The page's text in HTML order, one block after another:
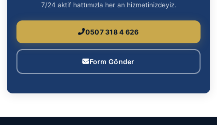
7/24 aktif hattımızla her an hizmetinizdeyiz.
0507 318 4 626
Form Gönder